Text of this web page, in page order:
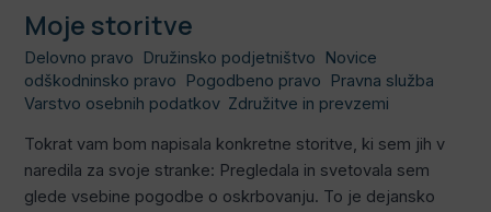
Moje storitve
Delovno pravo Družinsko podjetništvo Novice
odškodninsko pravo
Pogodbeno pravo Pravna služba
Varstvo osebnih podatkov, Združitve in prevzemi
Tokrat vam bom napisala konkretne storitve, ki sem jih v
naredila za svoje stranke: Pregledala in svetovala sem
glede vsebine pogodbe o oskrbovanju. To je dejansko
Moje
storitve